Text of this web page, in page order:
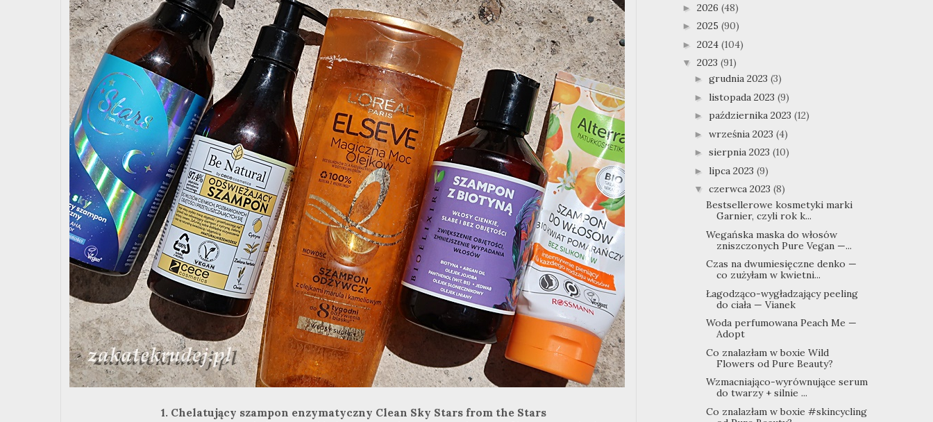
1. Chelatujący szampon enzymatyczny Clean Sky Stars from the Stars
► 2026 (48)
► 2025 (90)
► 2024 (104)
▼ 2023 (91)
► grudnia 2023 (3)
► listopada 2023 (9)
► października 2023 (12)
► września 2023 (4)
► sierpnia 2023 (10)
► lipca 2023 (9)
▼ czerwca 2023 (8)
Bestsellerowe kosmetyki marki
Garnier, czyli rok k...
Wegańska maska do włosów
zniszczonych Pure Vegan —...
Czas na dwumiesięczne denko —
co zużyłam w kwietni...
Łagodząco-wygładzający peeling
do ciała — Vianek
Woda perfumowana Peach Me —
Adopt
Co znalazłam w boxie Wild
Flowers od Pure Beauty?
Wzmacniająco-wyrównujące serum
do twarzy + silnie ...
Co znalazłam w boxie #skincycling